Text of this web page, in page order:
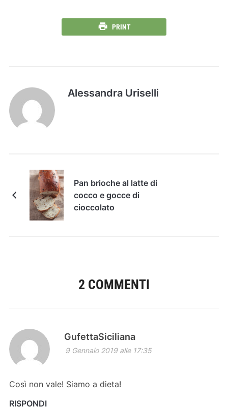
PRINT
Alessandra Uriselli
Pan brioche al latte di
cocco e gocce di
cioccolato
2 COMMENTI
GufettaSiciliana
9 Gennaio 2019 alle 17:35
Così non vale! Siamo a dieta!
RISPONDI